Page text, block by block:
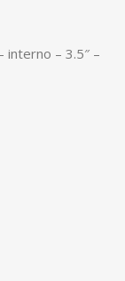
interno – 3.5″ –